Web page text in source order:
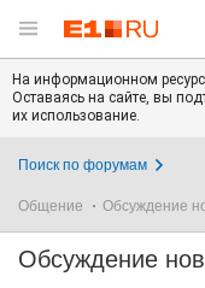
На информационном
Оставаясь на сайте, вы
их использование.
Поиск по форумам
Общение Обсуждение
Обсуждение